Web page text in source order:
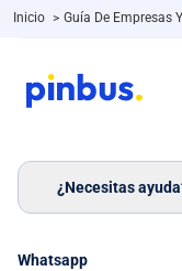
Inicio > Guía De Empresas
¿Necesitas
Whatsapp